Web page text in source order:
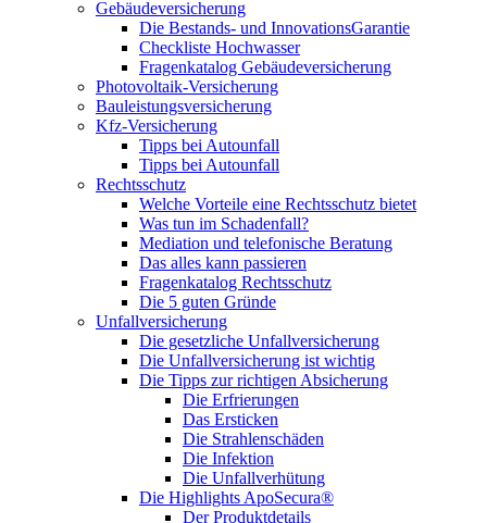
Gebäudeversicherung
Die Bestands- und InnovationsGarantie
Checkliste Hochwasser
Fragenkatalog Gebäudeversicherung
Photovoltaik-Versicherung
Bauleistungsversicherung
Kfz-Versicherung
Tipps bei Autounfall
Tipps bei Autounfall
Rechtsschutz
Welche Vorteile eine Rechtsschutz bietet
Was tun im Schadenfall?
Mediation und telefonische Beratung
Das alles kann passieren
Fragenkatalog Rechtsschutz
Die 5 guten Gründe
Unfallversicherung
Die gesetzliche Unfallversicherung
Die Unfallversicherung ist wichtig
Die Tipps zur richtigen Absicherung
Die Erfrierungen
Das Ersticken
Die Strahlenschäden
Die Infektion
Die Unfallverhütung
Die Highlights ApoSecura®
Der Produktdetails